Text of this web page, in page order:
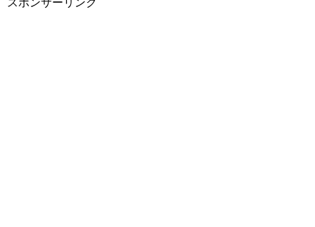
スポンサーリンク